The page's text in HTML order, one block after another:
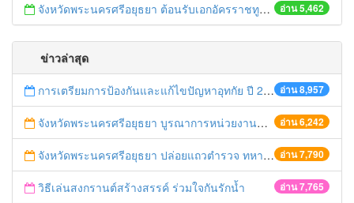
อ่าน 5,462
จังหวัดพระนครศรีอยุธยา ต้อนรับเอกอัครราชทูตเดนมาร์ก
ข่าวล่าสุด
อ่าน 8,957
การเตรียมการป้องกันและแก้ไขปัญหาอุทกัย ปี 2561
อ่าน 6,242
จังหวัดพระนครศรีอยุธยา บูรณาการหน่วยงานที่เกี่ยวข้อง ลงพื้นที่จัดระเบียบและดำเนินมาตรการตามบทลงโทษสูงสุดกับผู้ประกอบการร้านค้าที่ยังฝ่าฝืนตั้งร้านค้ารุกล้ำเขตพื้นที่ทางหลวง เตรียมความปลอดภัยก่อนเทศกาลสงกรานต์
อ่าน 7,790
จังหวัดพระนครศรีอยุธยา ปล่อยแถวตำรวจ ทหาร ฝ่ายปกครอง กว่า 100 นาย ตรวจเข้มท่ารถสาธารณะ สถานีขนส่งรถโดยสาร วินรถตู้ และสถานีรถไฟ เตรียมรับมือเทศกาลสงกรานต์
อ่าน 7,765
วิธีเล่นสงกรานต์สร้างสรรค์ ร่วมใจกันรักน้ำ